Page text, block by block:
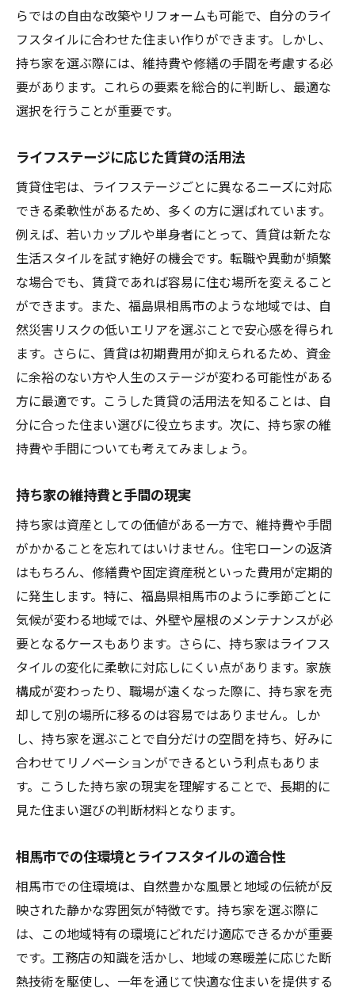
土地選びから始める家づくりのプロセス
持ち家に適した住宅ローンの選び方
工務店が提案するデザインと機能性
持ち家取得後のメンテナンスの重要性
相馬市で安心して住むためのヒント
賃貸から持ち家へ相馬市での住まいの変遷
賃貸から持ち家へのステップ
相馬市での住まいの選択肢の変化
工務店が語る引越し時の注意点
住まいの変遷とライフスタイルの変化
長期的な視野で考える資産形成
地域に根ざした住まいの重要性
相馬市の工務店が解説する住宅ローンの基本
住宅ローンの基礎知識を押さえる
相馬市の住宅ローン市場の現状
金利タイプ別のメリットとデメリット
工務店が推奨する賢いローン選び
将来を見据えた住宅ローンの活用法
相馬市での相続を考慮した住まい選びのポイン
ト
相続時の法的手続きと家づくり
相続税対策としての持ち家選び
賃貸を選ぶ際の相続の視点
地域特性を考慮した相続計画
工務店が提供する相続サポート
将来の家族構成を見据えた住まいの選択
らではの自由な改築やリフォームも可能で、自分のライ
フスタイルに合わせた住まい作りができます。しかし、
持ち家を選ぶ際には、維持費や修繕の手間を考慮する必
要があります。これらの要素を総合的に判断し、最適な
選択を行うことが重要です。
ライフステージに応じた賃貸の活用法
賃貸住宅は、ライフステージごとに異なるニーズに対応
できる柔軟性があるため、多くの方に選ばれています。
例えば、若いカップルや単身者にとって、賃貸は新たな
生活スタイルを試す絶好の機会です。転職や異動が頻繁
な場合でも、賃貸であれば容易に住む場所を変えること
ができます。また、福島県相馬市のような地域では、自
然災害リスクの低いエリアを選ぶことで安心感を得られ
ます。さらに、賃貸は初期費用が抑えられるため、資金
に余裕のない方や人生のステージが変わる可能性がある
方に最適です。こうした賃貸の活用法を知ることは、自
分に合った住まい選びに役立ちます。次に、持ち家の維
持費や手間についても考えてみましょう。
持ち家の維持費と手間の現実
持ち家は資産としての価値がある一方で、維持費や手間
がかかることを忘れてはいけません。住宅ローンの返済
はもちろん、修繕費や固定資産税といった費用が定期的
に発生します。特に、福島県相馬市のように季節ごとに
気候が変わる地域では、外壁や屋根のメンテナンスが必
要となるケースもあります。さらに、持ち家はライフス
タイルの変化に柔軟に対応しにくい点があります。家族
構成が変わったり、職場が遠くなった際に、持ち家を売
却して別の場所に移るのは容易ではありません。しか
し、持ち家を選ぶことで自分だけの空間を持ち、好みに
合わせてリノベーションができるという利点もありま
す。こうした持ち家の現実を理解することで、長期的に
見た住まい選びの判断材料となります。
相馬市での住環境とライフスタイルの適合性
相馬市での住環境は、自然豊かな風景と地域の伝統が反
映された静かな雰囲気が特徴です。持ち家を選ぶ際に
は、この地域特有の環境にどれだけ適応できるかが重要
です。工務店の知識を活かし、地域の寒暖差に応じた断
熱技術を駆使し、一年を通じて快適な住まいを提供する